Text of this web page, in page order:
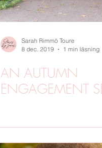
Sarah Rimmö Toure
8 dec. 2019
1 min läsning
AN AUTUMN
ENGAGEMENT